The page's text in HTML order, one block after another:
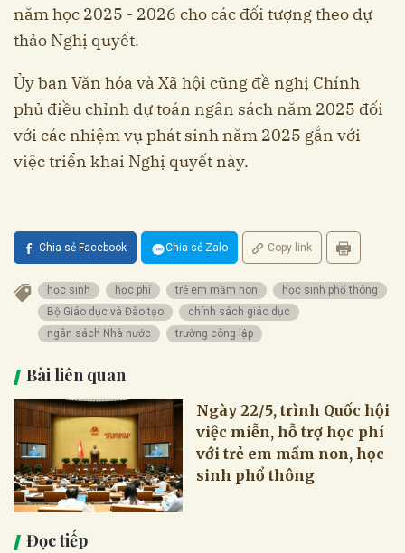
năm học 2025 - 2026 cho các đối tượng theo dự
thảo Nghị quyết.
Ủy ban Văn hóa và Xã hội cũng đề nghị Chính
phủ điều chỉnh dự toán ngân sách năm 2025 đối
với các nhiệm vụ phát sinh năm 2025 gắn với
việc triển khai Nghị quyết này.
Chia sẻ Facebook Chia sẻ Zalo Copy link
học sinh học phí trẻ em mầm non
học sinh phổ thông
Bộ Giáo dục và Đào tạo
chính sách giáo dục
ngân sách Nhà nước
trường công lập
Bài liên quan
Ngày 22/5, trình Quốc hội
việc miễn, hỗ trợ học phí
với trẻ em mầm non, học
sinh phổ thông
Đọc tiếp